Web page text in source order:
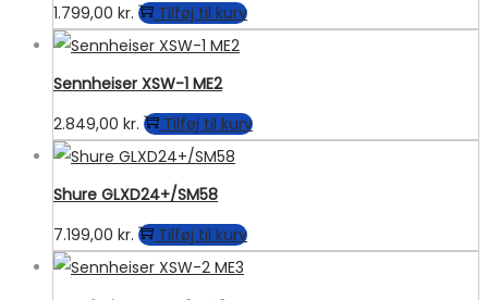
1.799,00 kr. Tilføj til kurv
Sennheiser XSW-1 ME2
2.849,00 kr. Tilføj til kurv
Shure GLXD24+/SM58
7.199,00 kr. Tilføj til kurv